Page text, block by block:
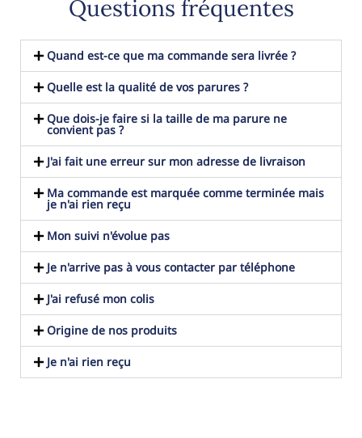
Questions fréquentes
Quand est-ce que ma commande sera livrée ?
Quelle est la qualité de vos parures ?
Que dois-je faire si la taille de ma parure ne
convient pas ?
J'ai fait une erreur sur mon adresse de livraison
Ma commande est marquée comme terminée mais
je n'ai rien reçu
Mon suivi n'évolue pas
Je n'arrive pas à vous contacter par téléphone
J'ai refusé mon colis
Origine de nos produits
Je n'ai rien reçu